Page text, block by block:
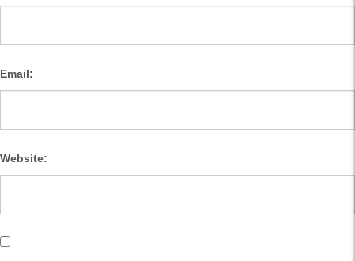
Email:
Website: